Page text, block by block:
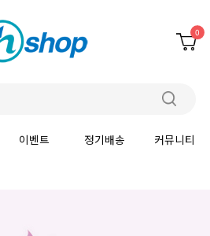
0
이벤트 정기배송 커뮤니티